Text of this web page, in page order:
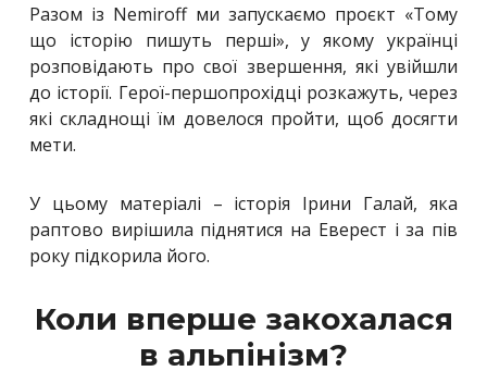
Разом із Nemiroff ми запускаємо проєкт «Тому
що історію пишуть перші», у якому українці
розповідають про свої звершення, які увійшли
до історії. Герої-першопрохідці розкажуть, через
які складнощі їм довелося пройти, щоб досягти
мети.
У цьому матеріалі – історія Ірини Галай, яка
раптово вирішила піднятися на Еверест і за пів
року підкорила його.
Коли вперше закохалася
в альпінізм?